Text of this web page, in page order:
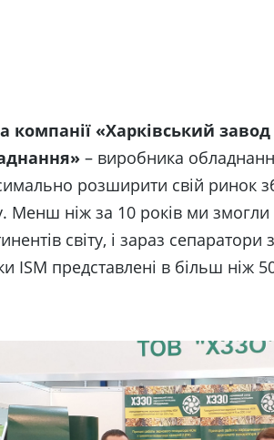
компанії «Харківський
– виробника
розширити свій ринок
Менш ніж за 10 років ми
світу, і зараз сепаратори
ISM представлені в більш ніж 50